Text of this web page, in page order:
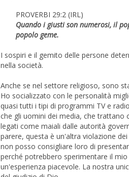
PROVERBI 29:2 (IRL)
Quando i giusti son numerosi, il
popolo geme.
I sospiri e il gemito delle persone
nella società.
Anche se nel settore religioso, sono
Ho socializzato con le personalità
quasi tutti i tipi di programmi TV e
che gli uomini dei media, che trattano
legati come maiali dalle autorità
parere, questa è un'altra violazione
non posso consigliare loro di
perché potrebbero sperimentare il
un'esperienza piacevole. La nostra